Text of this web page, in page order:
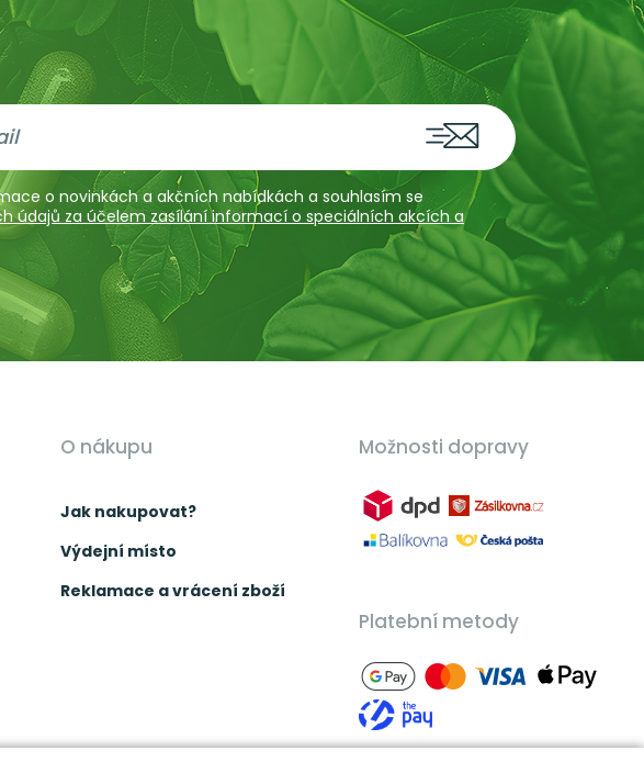
o novinkách a akčních nabídkách a souhlasím se
údajů za účelem zasílání informací o speciálních akcích a
O nákupu
Jak nakupovat?
Výdejní místo
Reklamace a vrácení zboží
Možnosti dopravy
Platební metody